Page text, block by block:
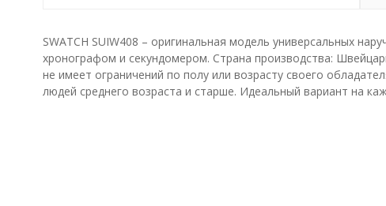
SWATCH SUIW408 – оригинальная модель универсальных
хронографом и секундомером. Страна производства:
не имеет ограничений по полу или возрасту своего
людей среднего возраста и старше. Идеальный вариант на